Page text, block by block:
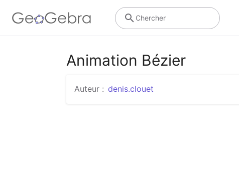
Chercher
Animation Bézier
Auteur : denis.clouet